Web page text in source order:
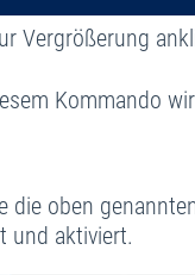
Vergrößerung
Kommando
die oben
und aktiviert.